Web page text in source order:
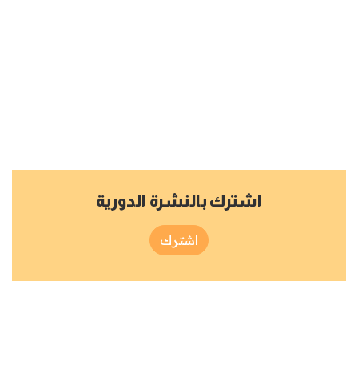
اشترك بالنشرة الدورية
اشترك